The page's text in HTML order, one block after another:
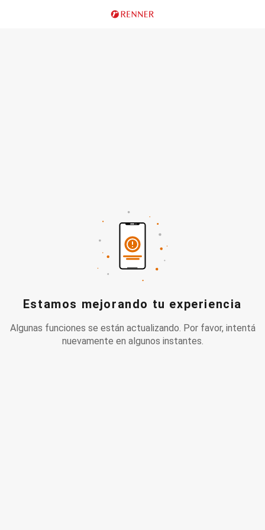
Estamos mejorando tu experiencia
Algunas funciones se están actualizando. Por favor, intentá
nuevamente en algunos instantes.